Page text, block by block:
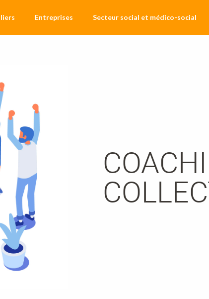
Entreprises Secteur social et médico-social